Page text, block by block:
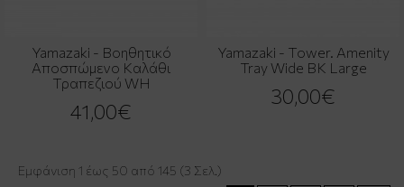
Yamazaki - Βοηθητικό
Αποσπώμενο Καλάθι
Τραπεζιού WH
41,00€
Yamazaki - Tower. Amenity
Tray Wide BK Large
30,00€
Εμφάνιση 1 έως 50 από 145 (3 Σελ.)